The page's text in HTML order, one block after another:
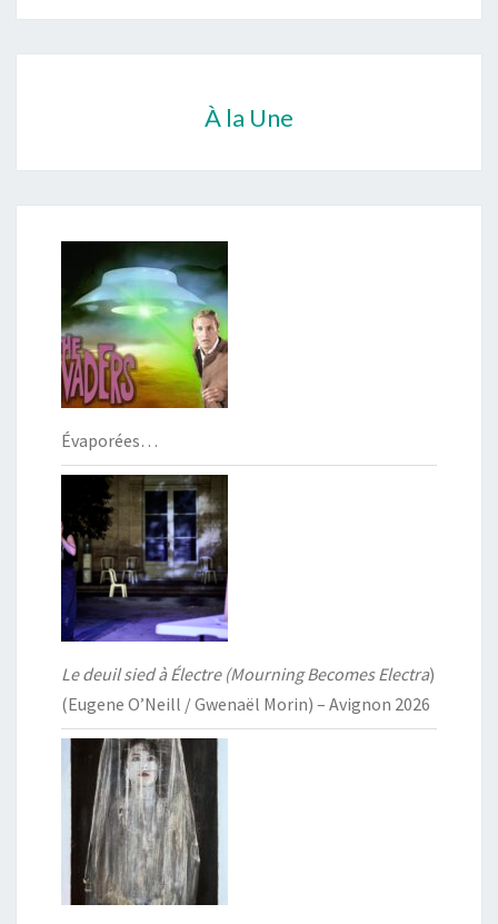
À la Une
Évaporées…
Le deuil sied à Électre (Mourning Becomes Electra)
(Eugene O’Neill / Gwenaël Morin) – Avignon 2026